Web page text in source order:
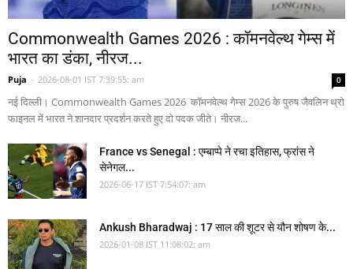
Commonwealth Games 2026 : कॉमनवेल्थ गेम्स में
भारत का डंका, नीरज...
Puja - 2026-08-01 IST 7:39:55: am 0
नई दिल्ली। Commonwealth Games 2026 कॉमनवेल्थ गेम्स 2026 के पुरुष जैवलिन थ्रो
फाइनल में भारत ने शानदार प्रदर्शन करते हुए दो पदक जीते। नीरज...
France vs Senegal : एम्बाप्पे ने रचा इतिहास, फ्रांस ने
सेनेगल...
2026-06-17 IST 7:54:07: am
Ankush Bharadwaj : 17 साल की शूटर से यौन शोषण के...
2026-01-08 IST 11:08:02: am